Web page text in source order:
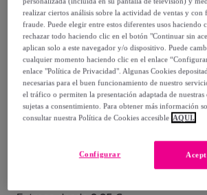
1,47 €
2,95 €
-50%
Vendido porUO
realizar ciertos análisis sobre la actividad de ventas y con
fraude. Puede elegir entre estos diferentes usos haciendo
rechazar todo haciendo clic en el botón "Continuar sin
aplican solo a este navegador y/o dispositivo. Puede
cualquier momento haciendo clic en el enlace
enlace "Política de Privacidad". Algunas Cookies
necesarias para el buen funcionamiento de nuestro
el tráfico o permiten la presentación adaptada de nuestras
sujetas a consentimiento. Para obtener más información
consultar nuestra Política de Cookies accesible AQUÍ.
Configurar